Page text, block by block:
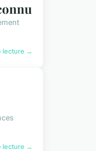
lecture →
lecture →